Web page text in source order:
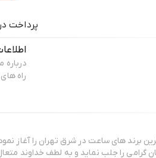
پرداخت
درباره
راه
برند های ساعت در شرق تهران را آغاز
مشتریان گرامی را جلب نماید و به لطف خداوند